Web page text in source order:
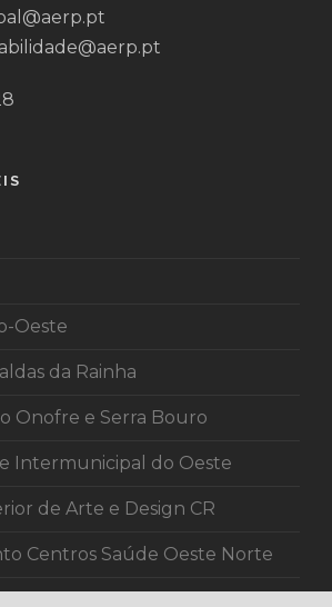
Oeste
da Rainha
Onofre e Serra Bouro
Intermunicipal do Oeste
de Arte e Design CR
Centros Saúde Oeste Norte